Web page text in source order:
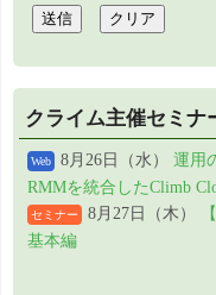
クライム主催セミナ
Web 8月26日（水） 運用
RMMを統合したClimb
セミナー 8月27日（木）
基本編